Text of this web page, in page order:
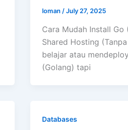
loman /July 27, 2025
Cara Mudah Install Go
Shared Hosting
belajar atau
(Golang) tapi
Databases